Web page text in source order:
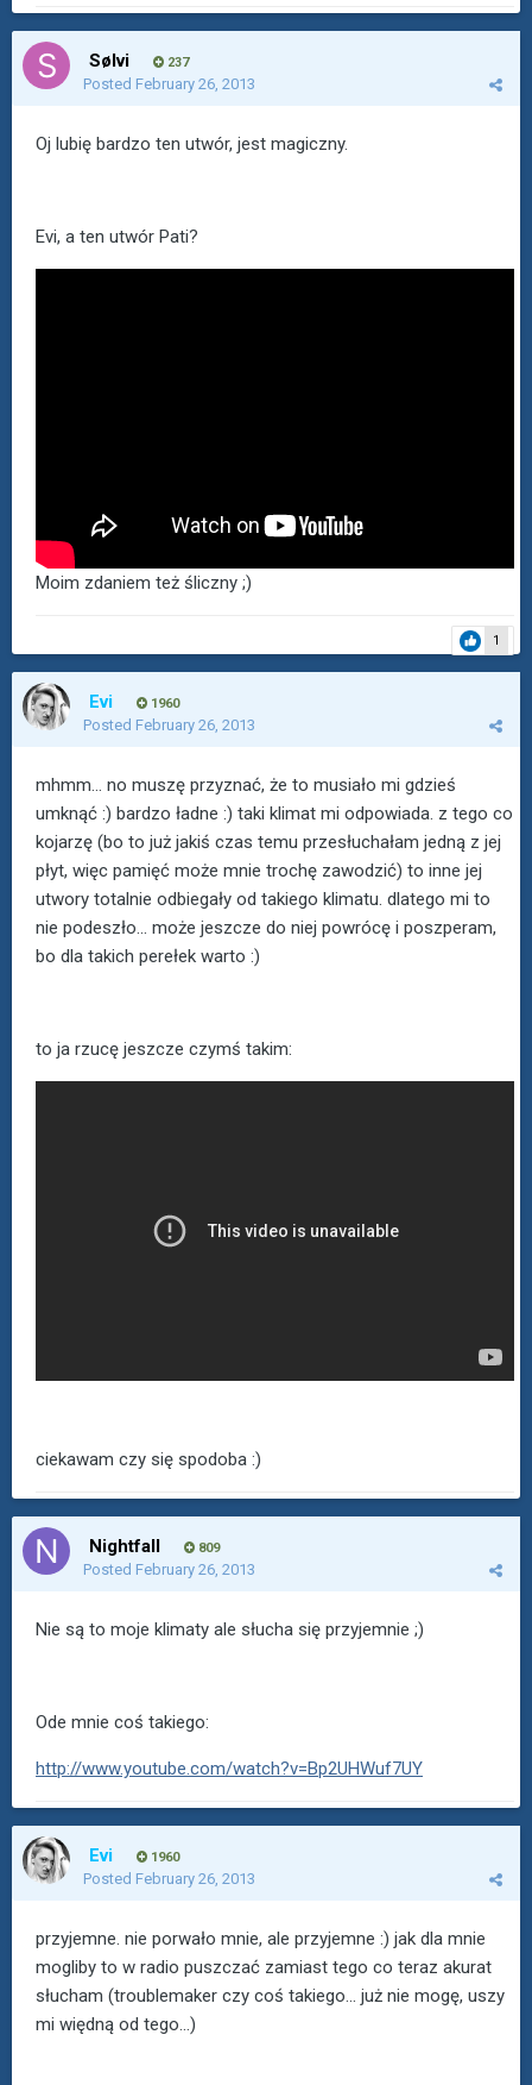
Sølvi 237
Posted February 26, 2013
Oj lubię bardzo ten utwór, jest magiczny.
Evi, a ten utwór Pati?
Moim zdaniem też śliczny ;)
1
Evi 1960
Posted February 26, 2013
mhmm... no muszę przyznać, że to musiało mi gdzieś
umknąć :) bardzo ładne :) taki klimat mi odpowiada. z tego co
kojarzę (bo to już jakiś czas temu przesłuchałam jedną z jej
płyt, więc pamięć może mnie trochę zawodzić) to inne jej
utwory totalnie odbiegały od takiego klimatu. dlatego mi to
nie podeszło... może jeszcze do niej powrócę i poszperam,
bo dla takich perełek warto :)
to ja rzucę jeszcze czymś takim:
ciekawam czy się spodoba :)
Nightfall 809
Posted February 26, 2013
Nie są to moje klimaty ale słucha się przyjemnie ;)
Ode mnie coś takiego:
http://www.youtube.com/watch?v=Bp2UHWuf7UY
Evi 1960
Posted February 26, 2013
przyjemne. nie porwało mnie, ale przyjemne :) jak dla mnie
mogliby to w radio puszczać zamiast tego co teraz akurat
słucham (troublemaker czy coś takiego... już nie mogę, uszy
mi więdną od tego...)